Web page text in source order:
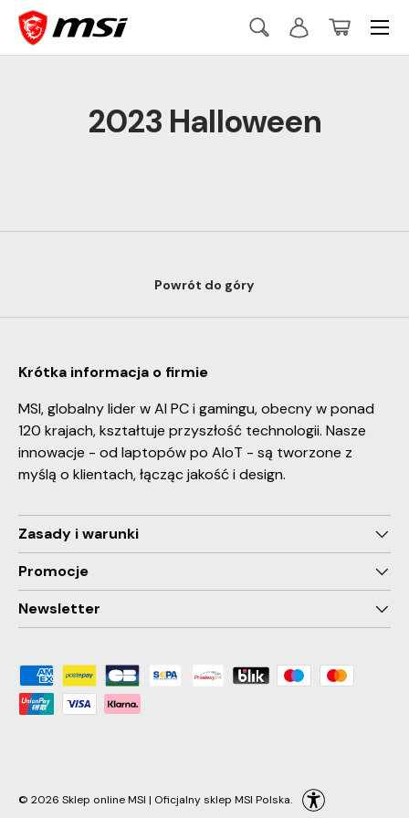
Skip to content
Szukaj
SearchLog inBasket
Menu
2023 Halloween
Powrót do góry
Krótka informacja o firmie
MSI, globalny lider w AI PC i gamingu, obecny w ponad
120 krajach, kształtuje przyszłość technologii. Nasze
innowacje - od laptopów po AIoT - są tworzone z
myślą o klientach, łącząc jakość i design.
Zasady i warunki
Promocje
Newsletter
Payment methods accepted
© 2026 Sklep online MSI | Oficjalny sklep MSI Polska.